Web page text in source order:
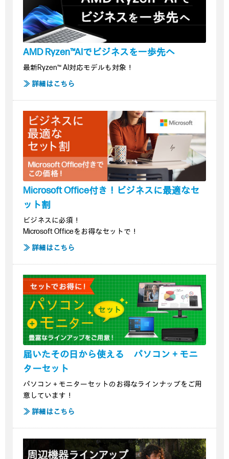
AMD Ryzen™AIでビジネスを一歩先へ
最新Ryzen™ AI対応モデルも対象！
≫ 詳細はこちら
Microsoft Office付き！ビジネスに最適なセ
ット割
ビジネスに必須！
Microsoft Officeをお得なセットで！
≫ 詳細はこちら
届いたその日から使える パソコン＋モニ
ターセット
パソコン＋モニターセットのお得なラインナップをご用
意しています！
≫ 詳細はこちら